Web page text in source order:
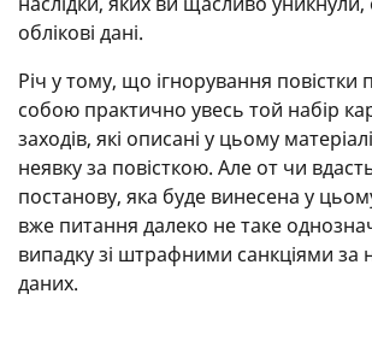
облікові дані.
Річ у тому, що ігнорування повістки
собою практично увесь той набір
заходів, які описані у цьому
неявку за повісткою. Але от чи
постанову, яка буде винесена у
вже питання далеко не таке
випадку зі штрафними санкціями за
даних.